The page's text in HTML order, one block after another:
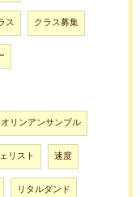
ス クラス募集
リンアンサンブル
リスト 速度
リタルダンド